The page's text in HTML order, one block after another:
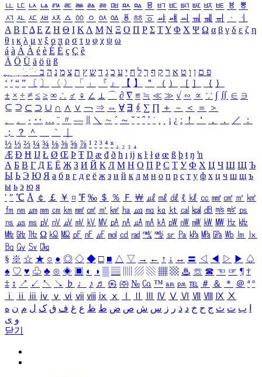
ㅥ ㅦ ㅧ ㅨ ㅩ ㅪ ㅫ ㅬ ㅭ ㅮ ㅯ ㅰ ㅱ ㅲ ㅳ ㅴ ㅵ ㅶ ㅷ ㅸ
ㅹ
ㅺ ㅻ ㅼ ㅽ ㅾ ㅿ ㆀ ㆁ ㆂ ㆃ ㆄ ㆅ ㆆ ㆇ ㆈ ㆉ ㆊ ㆋ ㆌ ㆍ
ㆎ
Α Β ΓΔ Ε Ζ Η Θ Ι ΚΛ Μ Ν Ξ Ο Π Ρ Σ ΤΥ Φ Χ Ψ Ω α β γ δ ε ζ η
θ ι κ λ μ ν ξ ο π ρ σ τ υ φ χ ψ ω
á à Á À é è É È ç Ç ê
Ä Ö Ü ä ö ü ß
ִֶֹ ֻּ ׁׂ פ ם ן ו ט א ר ק ף ך ל ח י ע כ ג ד ש ץ ת צ מ נ ה ב
‘ ’ “ ” 〔 〕 〈 〉 「 」 『 』 【 】 ＂ （ ） ［ ］ ｛ ｝
± × ÷ ≠ ≤ ≥ ∞ ∴ ♂ ♀ ∠ ⊥ ⌒ ∂ ∇ ≡ ≒ ≪ ≫ √ ∽ ∝ ∵ ∫ ∬ ∈ ∋
⊆ ⊇ ⊂ ⊃ ∪ ∩ ∧ ∨ ￢ ⇒ ⇔ ∀ ∃ ∮ ∑ ∏ ＋ － ＜ ＝
＞
、
。 · ‥ … ¨ 〃 ― ＼ ∼ ´ ～ ˇ ˘ ˝ ˚ ˙ ¸ ¡ ¿ ː ！ ＇ ， ． ／
：
；
？ ＾ ｀
½ ⅓ ⅔ ¼ ¾ ⅛ ⅜ ⅝ ⅞ ¹ ² ³ ⁴ ⁿ ₁ ₂ ₃ ₄
Æ Ð Ħ Ĳ Ł Ø Œ Þ Ŧ Ŋ æ đ ð ħ ı ĳ ĸ ŀ ł ø œ ß þ ŧ ŋ ŉ
А Б В Г Д Е Ё Ж З И Й К Л М Н О П Р С Т У Ф Х Ц Ч Ш Щ Ъ
Ы Ь Э Ю Я а б в г д е ё ж з и й к л м н о п р с т у ф х ц ч ш щ ъ
ы ь э ю я
′ ″ ℃ Å ￠ ￡ ￥ ¤ ℉ ‰ ＄ ％ Ｆ ￦ ㎕ ㎖ ㎗ ℓ ㎘ ㏄ ㎣ ㎤ ㎥ ㎦
㎙ ㎚ ㎛ ㎜ ㎝ ㎞ ㎟ ㎠ ㎡ ㎢ ㏊ ㎍ ㎎ ㎏ ㏏ ㎈ ㎉ ㏈ ㎧ ㎨ ㎰
㎱ ㎲ ㎳ ㎴ ㎵ ㎶ ㎷ ㎸ ㎹ ㎀ ㎁ ㎂ ㎃ ㎄ ㎺ ㎻ ㎽ ㎾ ㎿ ㎐ ㎑
㎒ ㎓ ㎔ Ω ㏀ ㏁ ㎊ ㎋ ㎌ ㏖ ㏅ ㎭ ㎮ ㎯ ㏛ ㎩ ㎪ ㎫ ㎬ ㏝ ㏐
㏓
㏃ ㏉ ㏜ ㏆
§ ※ ☆ ★ ○ ● ◎ ◇ ◆ □ ■ △ ▽ → ← ↑ ↓ ↔ 〓 ◁ ◀ ▷ ▶ ♤
♠ ♡ ♥ ♧ ♣ ⊙ ◈ ▣ ◐ ◑ ▒ ▤ ▨ ▧ ▦ ▩ ♨ ☏ ☎ ☜ ☞ ¶ †
‡ ↕ ↗ ↙ ↖ ↘ ♭ ♩ ♪ ♬ ㉿ ㈜ № ㏇ ™ ㏂ ㏘ ℡ ＃ ＆ ＊ ＠ ª º
ⅰ
ⅱ ⅲ ⅳ ⅴ ⅵ ⅶ ⅷ ⅸ ⅹ Ⅳ Ⅴ Ⅵ Ⅶ Ⅷ Ⅸ Ⅹ
ب ت ث ج ح خ د ذ ر ز س ش ص ض ط ظ ع غ ف ق ک ل م ن ه
و ی
닫기